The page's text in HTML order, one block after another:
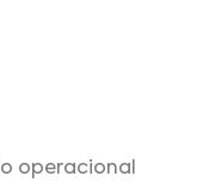
operacional